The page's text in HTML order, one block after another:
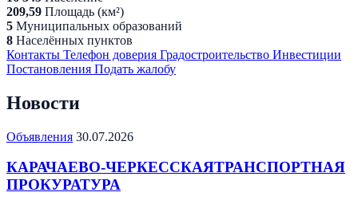
209,59 Площадь (км²)
5 Муниципальных образований
8 Населённых пунктов
Контакты Телефон доверия Градостроительство Инвестиции
Постановления Подать жалобу
Новости
Объявления 30.07.2026
КАРАЧАЕВО-ЧЕРКЕССКАЯТРАНСПОРТНАЯ
ПРОКУРАТУРА